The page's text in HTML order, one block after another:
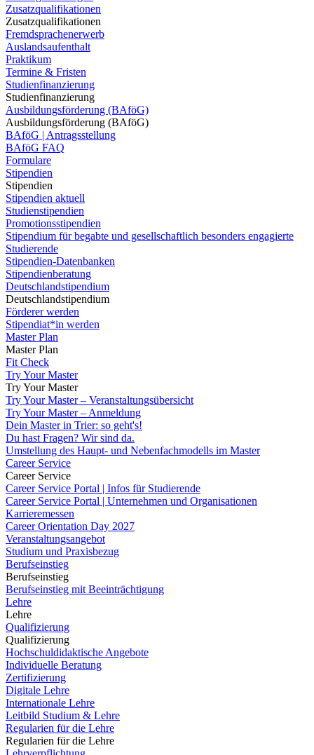
Zusatzqualifikationen
Zusatzqualifikationen
Fremdsprachenerwerb
Auslandsaufenthalt
Praktikum
Termine & Fristen
Studienfinanzierung
Studienfinanzierung
Ausbildungsförderung (BAföG)
Ausbildungsförderung (BAföG)
BAföG | Antragsstellung
BAföG FAQ
Formulare
Stipendien
Stipendien
Stipendien aktuell
Studienstipendien
Promotionsstipendien
Stipendium für begabte und gesellschaftlich besonders engagierte
Studierende
Stipendien-Datenbanken
Stipendienberatung
Deutschlandstipendium
Deutschlandstipendium
Förderer werden
Stipendiat*in werden
Master Plan
Master Plan
Fit Check
Try Your Master
Try Your Master
Try Your Master – Veranstaltungsübersicht
Try Your Master – Anmeldung
Dein Master in Trier: so geht's!
Du hast Fragen? Wir sind da.
Umstellung des Haupt- und Nebenfachmodells im Master
Career Service
Career Service
Career Service Portal | Infos für Studierende
Career Service Portal | Unternehmen und Organisationen
Karrieremessen
Career Orientation Day 2027
Veranstaltungsangebot
Studium und Praxisbezug
Berufseinstieg
Berufseinstieg
Berufseinstieg mit Beeinträchtigung
Lehre
Lehre
Qualifizierung
Qualifizierung
Hochschuldidaktische Angebote
Individuelle Beratung
Zertifizierung
Digitale Lehre
Internationale Lehre
Leitbild Studium & Lehre
Regularien für die Lehre
Regularien für die Lehre